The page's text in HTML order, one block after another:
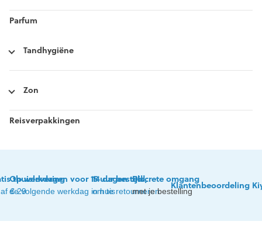
Parfum
Tandhygiëne
Zon
Reisverpakkingen
thuislevering
€ 29
Op werkdagen voor 15 uur besteld,
de volgende werkdag in huis
14 dagen tijd
om te retourneren
Discrete omgang
met je bestelling
Klantenbeoordeling